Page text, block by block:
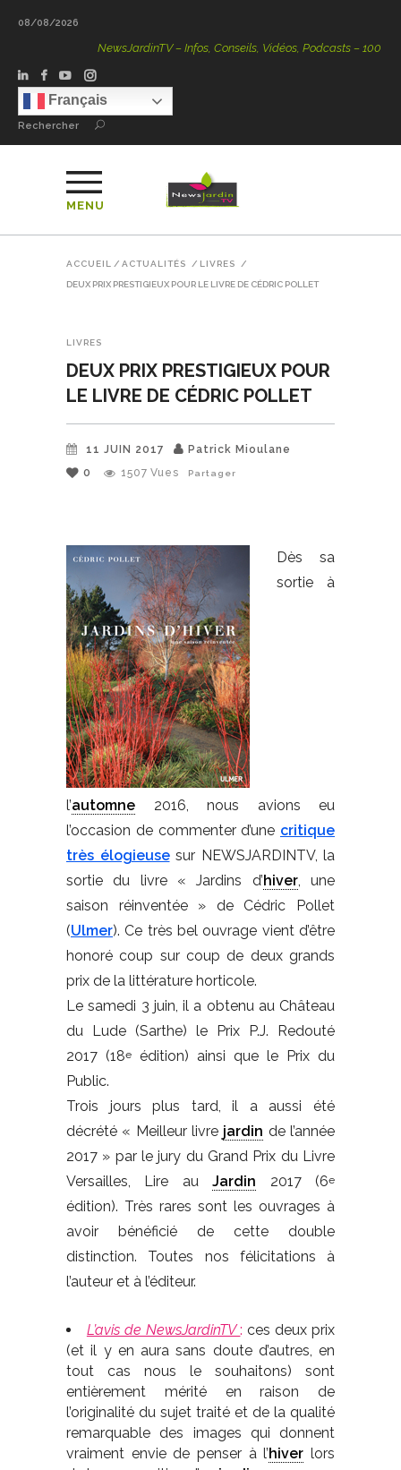
08/08/2026
NewsJardinTV – Infos, Conseils, Vidéos, Podcasts – 100 %
Français
Rechercher
MENU
ACCUEIL / ACTUALITÉS / LIVRES /
DEUX PRIX PRESTIGIEUX POUR LE LIVRE DE CÉDRIC POLLET
LIVRES
DEUX PRIX PRESTIGIEUX POUR
LE LIVRE DE CÉDRIC POLLET
11 JUIN 2017
Patrick Mioulane
0
1507 Vues Partager
Dès sa
sortie à
l’automne 2016, nous avions eu
l’occasion de commenter d’une critique
très élogieusesur NEWSJARDINTV, la
sortie du livre « Jardins d’hiver, une
saison réinventée » de Cédric Pollet
(Ulmer). Ce très bel ouvrage vient d’être
honoré coup sur coup de deux grands
prix de la littérature horticole.
Le samedi 3 juin, il a obtenu au Château
du Lude (Sarthe) le Prix P.J. Redouté
2017 (18e
édition) ainsi que le Prix du
Public.
Trois jours plus tard, il a aussi été
décrété « Meilleur livre jardin de l’année
2017 » par le jury du Grand Prix du Livre
Versailles, Lire auJardin 2017 (6e
édition). Très rares sont les ouvrages à
avoir bénéficié de cette double
distinction. Toutes nos félicitations à
l’auteur et à l’éditeur.
L’avis de NewsJardinTV: ces deux prix
(et il y en aura sans doute d’autres, en
tout cas nous le souhaitons) sont
entièrement mérité en raison de
l’originalité du sujet traité et de la qualité
remarquable des images qui donnent
vraiment envie de penser à l’hiver lors